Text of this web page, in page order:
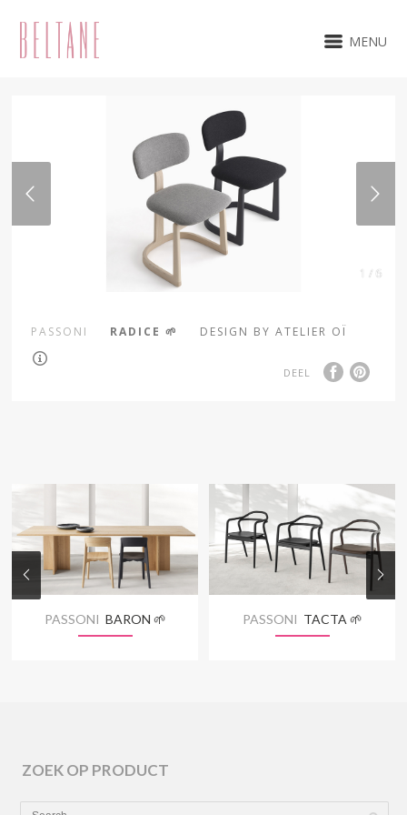
MENU
1 / 6
PASSONI RADICE 🌱 DESIGN BY ATELIER OÏ
DEEL
PASSONI BARON 🌱 PASSONI TACTA 🌱
ZOEK OP PRODUCT